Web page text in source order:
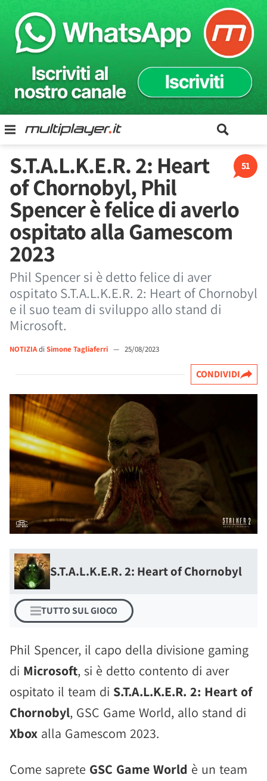
51
S.T.A.L.K.E.R. 2: Heart
of Chornobyl, Phil
Spencer è felice di averlo
ospitato alla Gamescom
2023
Phil Spencer si è detto felice di aver
ospitato S.T.A.L.K.E.R. 2: Heart of Chornobyl
e il suo team di sviluppo allo stand di
Microsoft.
NOTIZIAdi Simone Tagliaferri — 25/08/2023
CONDIVIDI
S.T.A.L.K.E.R. 2: Heart of Chornobyl
TUTTO SUL GIOCO
Phil Spencer, il capo della divisione gaming
di Microsoft, si è detto contento di aver
ospitato il team di S.T.A.L.K.E.R. 2: Heart of
Chornobyl, GSC Game World, allo stand di
Xbox alla Gamescom 2023.
Come saprete GSC Game World è un team